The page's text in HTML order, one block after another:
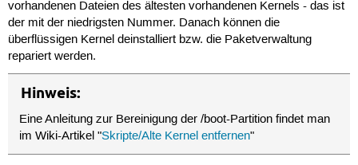
vorhandenen Dateien des ältesten vorhandenen Kernels - das ist
der mit der niedrigsten Nummer. Danach können die
überflüssigen Kernel deinstalliert bzw. die Paketverwaltung
repariert werden.
Hinweis:
Eine Anleitung zur Bereinigung der /boot-Partition findet man
im Wiki-Artikel "Skripte/Alte Kernel entfernen"